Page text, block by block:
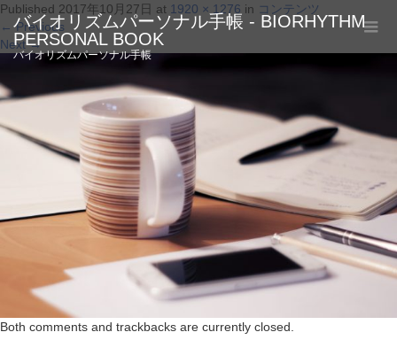
バイオリズムパーソナル手帳 - BIORHYTHM
PERSONAL BOOK
バイオリズムパーソナル手帳
Published 2017年10月27日 at 1920 × 1276 in コンテンツ
← Previous
Next→
Both comments and trackbacks are currently closed.